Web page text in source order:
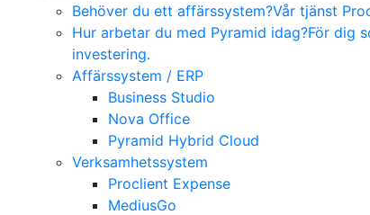
Behöver du ett affärssystem?Vår tjänst
Hur arbetar du med Pyramid idag?För dig
investering.
Affärssystem / ERP
Business Studio
Nova Office
Pyramid Hybrid Cloud
Verksamhetssystem
Proclient Expense
MediusGo